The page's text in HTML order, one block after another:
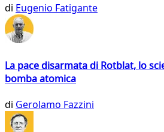
di Eugenio Fatigante
La pace disarmata di Rotblat, lo
bomba atomica
di Gerolamo Fazzini